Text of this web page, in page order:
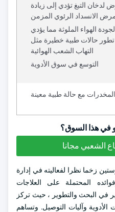
لدخان التبغ تؤدي إلى زيادة
الانسداد الرئوي المزمن
الهواء الملوثة مما يؤدي
تطور حالات طبية خطيرة مثل
التهاب الشعب الهوائية
التوسع في سوق الأدوية
مع حالة طبية معينة
في هذا السوق؟
الشعبي مجانا
زخما نظرا لفعاليته في إدارة
المحتملة على العلاجات
في البحث والتطوير ، حيث تركز
وآليات التوصيل. وتساهم